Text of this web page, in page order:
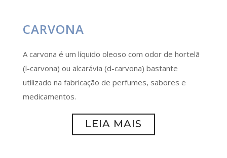
CARVONA
A carvona é um líquido oleoso com odor de hortelã
(l-carvona) ou alcarávia (d-carvona) bastante
utilizado na fabricação de perfumes, sabores e
medicamentos.
LEIA MAIS